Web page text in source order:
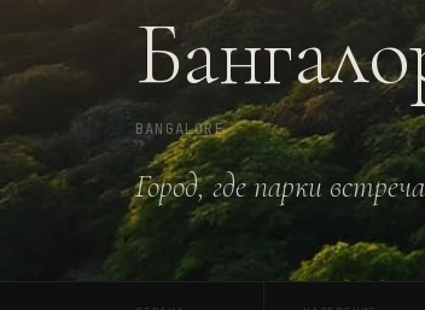
BANGALORE
Город, где парки